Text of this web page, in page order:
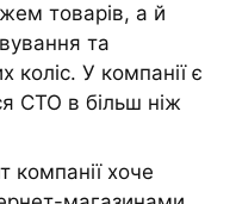
товарів, а й
та
коліс. У компанії є
СТО в більш ніж
компанії хоче